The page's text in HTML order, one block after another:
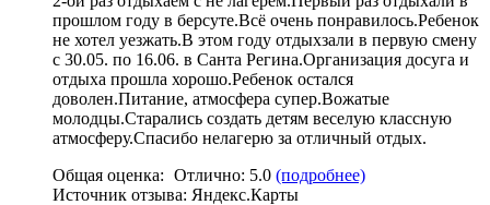
прошлом году в берсуте.Всё очень понравилось.Ребенок
не хотел уезжать.В этом году отдыхзали в первую смену
с 30.05. по 16.06. в Санта Регина.Организация досуга и
отдыха прошла хорошо.Ребенок остался
доволен.Питание, атмосфера супер.Вожатые
молодцы.Старались создать детям веселую классную
атмосферу.Спасибо нелагерю за отличный отдых.
Общая оценка: Отлично: 5.0 (подробнее)
Источник отзыва: Яндекс.Карты